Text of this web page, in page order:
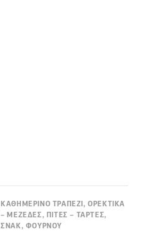
ΚΑΘΗΜΕΡΙΝΟ ΤΡΑΠΕΖΙ, ΟΡΕΚΤΙΚΑ
– ΜΕΖΕΔΕΣ, ΠΙΤΕΣ – ΤΑΡΤΕΣ,
ΣΝΑΚ, ΦΟΥΡΝΟΥ